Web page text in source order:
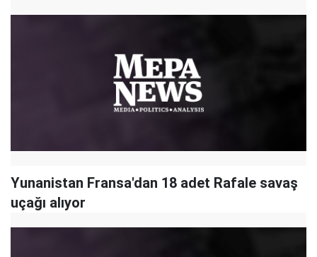
Yunanistan Fransa'dan 18 adet Rafale savaş
uçağı alıyor